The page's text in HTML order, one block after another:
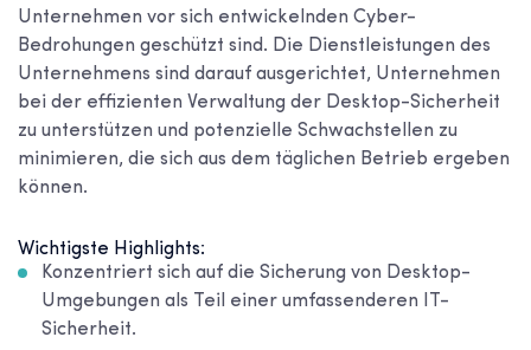
Unternehmen vor sich entwickelnden Cyber-
Bedrohungen geschützt sind. Die Dienstleistungen des
Unternehmens sind darauf ausgerichtet, Unternehmen
bei der effizienten Verwaltung der Desktop-Sicherheit
zu unterstützen und potenzielle Schwachstellen zu
minimieren, die sich aus dem täglichen Betrieb ergeben
können.
Wichtigste Highlights:
Konzentriert sich auf die Sicherung von Desktop-
Umgebungen als Teil einer umfassenderen IT-
Sicherheit.